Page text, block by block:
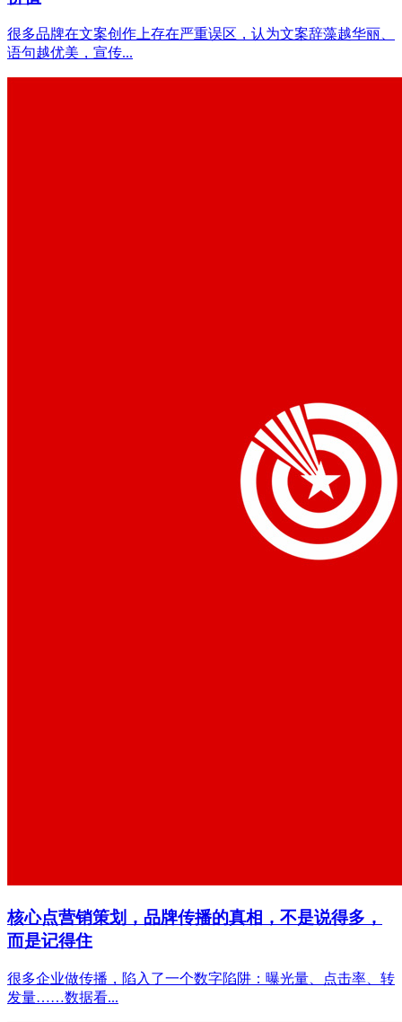
很多品牌在文案创作上存在严重误区，认为文案辞藻越华丽、
语句越优美，宣传...
核心点营销策划，品牌传播的真相，不是说得多，
而是记得住
很多企业做传播，陷入了一个数字陷阱：曝光量、点击率、转
发量……数据看...